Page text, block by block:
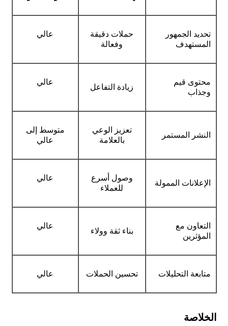
تحديد الجمهور
المستهدف
حملات دقيقة
وفعالة
عالي
محتوى قيم
وجذاب
زيادة التفاعل عالي
النشر المستمر
تعزيز الوعي
بالعلامة
متوسط إلى
عالي
الإعلانات الممولة
وصول أسرع
للعملاء
عالي
التعاون مع
المؤثرين
بناء ثقة وولاء عالي
متابعة التحليلات تحسين الحملات عالي
الخلاصة